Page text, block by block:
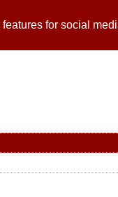
for social